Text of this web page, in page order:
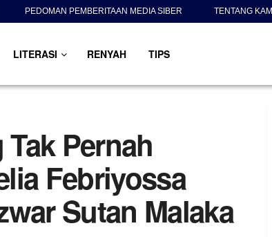
PEDOMAN PEMBERITAAN MEDIA SIBER TENTANG KAMI
LITERASI RENYAH TIPS
Pernah
Febriyossa
Sutan Malaka